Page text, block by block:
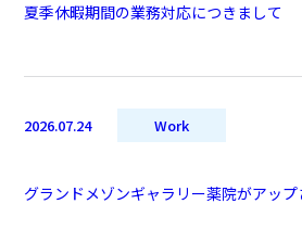
夏季休暇期間の業務対応につきまして
2026.07.24 Work
グランドメゾンギャラリー薬院がアッ